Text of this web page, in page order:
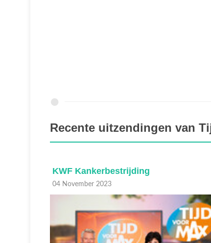
Recente uitzendingen van
KWF Kankerbestrijding
04 November 2023